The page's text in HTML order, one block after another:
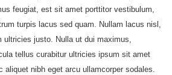
feugiat, est sit amet porttitor vestibulum,
turpis lacus sed quam. Nullam lacus nisl,
ultricies justo. Nulla ut dui maximus,
tellus curabitur ultricies ipsum sit amet
aliquet nibh eget arcu ullamcorper sodales.